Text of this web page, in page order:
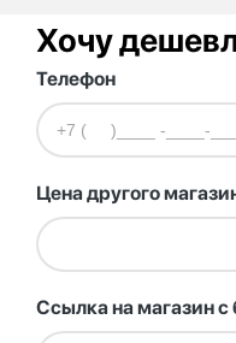
Хочу
Телефон
Цена другого
Ссылка на магазин с